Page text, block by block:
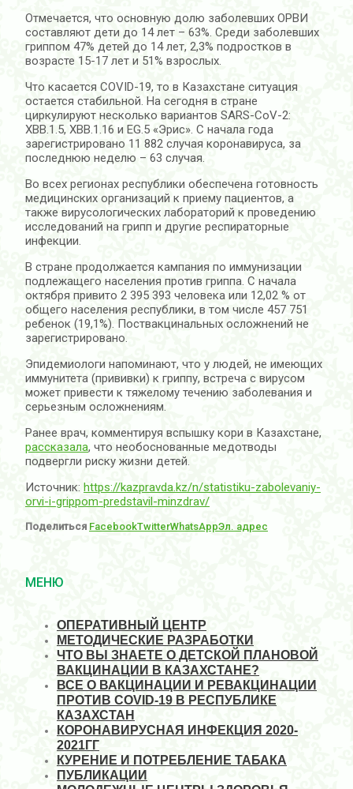
Отмечается, что основную долю заболевших ОРВИ
составляют дети до 14 лет – 63%. Среди заболевших
гриппом 47% детей до 14 лет, 2,3% подростков в
возрасте 15-17 лет и 51% взрослых.
Что касается COVID-19, то в Казахстане ситуация
остается стабильной. На сегодня в стране
циркулируют несколько вариантов SARS-CoV-2:
XBB.1.5, XBB.1.16 и EG.5 «Эрис». С начала года
зарегистрировано 11 882 случая коронавируса, за
последнюю неделю – 63 случая.
Во всех регионах республики обеспечена готовность
медицинских организаций к приему пациентов, а
также вирусологических лабораторий к проведению
исследований на грипп и другие респираторные
инфекции.
В стране продолжается кампания по иммунизации
подлежащего населения против гриппа. С начала
октября привито 2 395 393 человека или 12,02 % от
общего населения республики, в том числе 457 751
ребенок (19,1%). Поствакцинальных осложнений не
зарегистрировано.
Эпидемиологи напоминают, что у людей, не имеющих
иммунитета (прививки) к гриппу, встреча с вирусом
может привести к тяжелому течению заболевания и
серьезным осложнениям.
Ранее врач, комментируя вспышку кори в Казахстане,
рассказала, что необоснованные медотводы
подвергли риску жизни детей.
Источник: https://kazpravda.kz/n/statistiku-zabolevaniy-
orvi-i-grippom-predstavil-minzdrav/
Поделиться FacebookTwitterWhatsAppЭл. адрес
МЕНЮ
ОПЕРАТИВНЫЙ ЦЕНТР
МЕТОДИЧЕСКИЕ РАЗРАБОТКИ
ЧТО ВЫ ЗНАЕТЕ О ДЕТСКОЙ ПЛАНОВОЙ
ВАКЦИНАЦИИ В КАЗАХСТАНЕ?
ВСЕ О ВАКЦИНАЦИИ И РЕВАКЦИНАЦИИ
ПРОТИВ COVID-19 В РЕСПУБЛИКЕ
КАЗАХСТАН
КОРОНАВИРУСНАЯ ИНФЕКЦИЯ 2020-
2021ГГ
КУРЕНИЕ И ПОТРЕБЛЕНИЕ ТАБАКА
ПУБЛИКАЦИИ